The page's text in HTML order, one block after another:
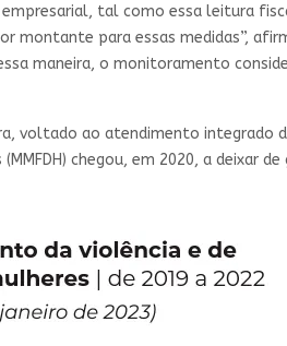
tal como essa leitura
para essas medidas”,
maneira, o monitoramento
voltado ao atendimento integrado
chegou, em 2020, a deixar